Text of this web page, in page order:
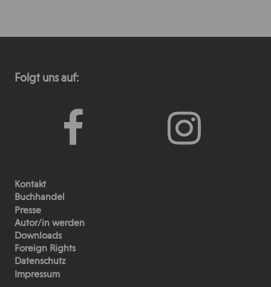
Folgt uns auf:
Kontakt
Buchhandel
Presse
Autor/in werden
Downloads
Foreign Rights
Datenschutz
Impressum